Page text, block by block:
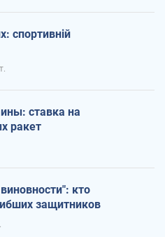
спортивній
ставка на
ракет
кто
защитников